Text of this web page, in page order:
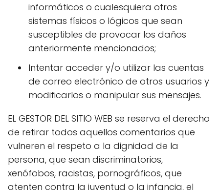
informáticos o cualesquiera otros
sistemas físicos o lógicos que sean
susceptibles de provocar los daños
anteriormente mencionados;
Intentar acceder y/o utilizar las cuentas
de correo electrónico de otros usuarios y
modificarlos o manipular sus mensajes.
EL GESTOR DEL SITIO WEB se reserva el derecho
de retirar todos aquellos comentarios que
vulneren el respeto a la dignidad de la
persona, que sean discriminatorios,
xenófobos, racistas, pornográficos, que
atenten contra la juventud o la infancia, el